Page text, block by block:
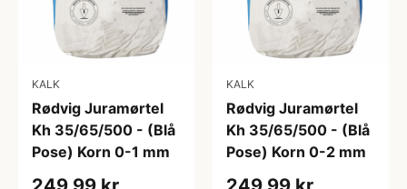
KALK
Rødvig Juramørtel
Kh 35/65/500 - (Blå
Pose) Korn 0-1 mm
KALK
Rødvig Juramørtel
Kh 35/65/500 - (Blå
Pose) Korn 0-2 mm